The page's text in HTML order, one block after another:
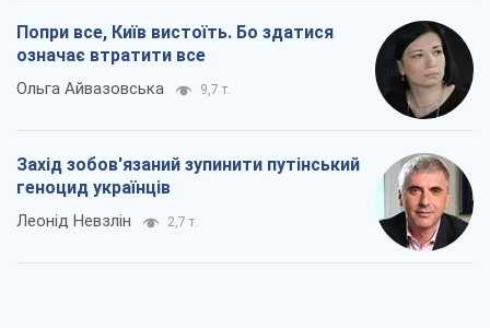
Попри все, Київ вистоїть. Бо здатися
означає втратити все
Ольга Айвазовська 9,7 т.
Захід зобов'язаний зупинити путінський
геноцид українців
Леонід Невзлін 2,7 т.